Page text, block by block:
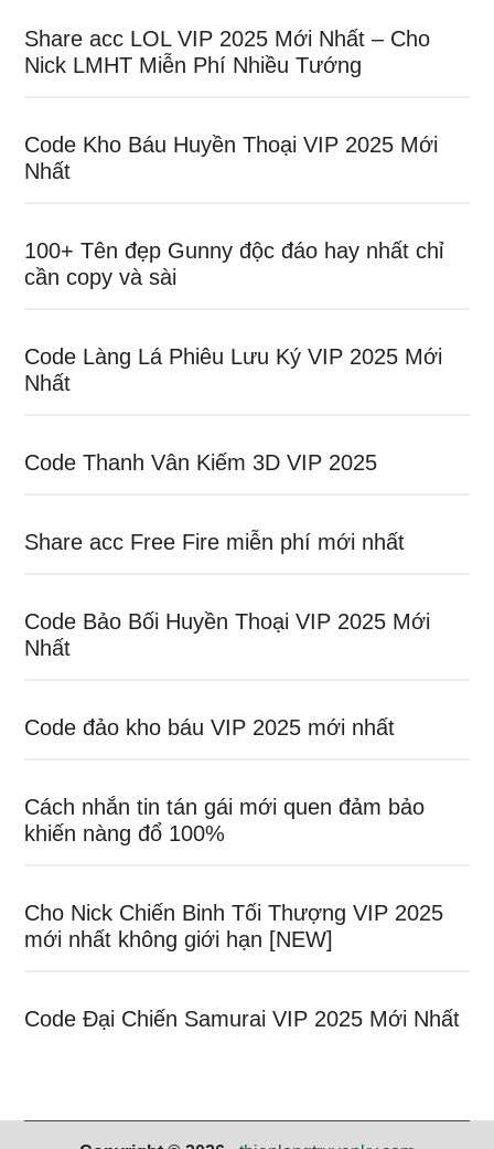
Share acc LOL VIP 2025 Mới Nhất – Cho
Nick LMHT Miễn Phí Nhiều Tướng
Code Kho Báu Huyền Thoại VIP 2025 Mới
Nhất
100+ Tên đẹp Gunny độc đáo hay nhất chỉ
cần copy và sài
Code Làng Lá Phiêu Lưu Ký VIP 2025 Mới
Nhất
Code Thanh Vân Kiếm 3D VIP 2025
Share acc Free Fire miễn phí mới nhất
Code Bảo Bối Huyền Thoại VIP 2025 Mới
Nhất
Code đảo kho báu VIP 2025 mới nhất
Cách nhắn tin tán gái mới quen đảm bảo
khiến nàng đổ 100%
Cho Nick Chiến Binh Tối Thượng VIP 2025
mới nhất không giới hạn [NEW]
Code Đại Chiến Samurai VIP 2025 Mới Nhất